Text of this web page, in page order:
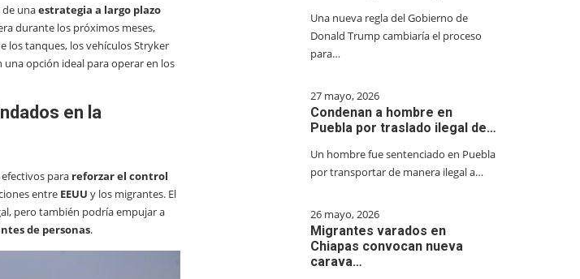
de unaestrategia a largo plazo
durante los próximos meses,
los tanques, los vehículos Stryker
una opción ideal para operar en los
en la
para reforzar el control
entre EEUU y los migrantes. El
pero también podría empujar a
de personas.
Una nueva regla del Gobierno de
Donald Trump cambiaría el proceso
para…
27 mayo, 2026
Condenan a hombre en
Puebla por traslado ilegal de…
Un hombre fue sentenciado en Puebla
por transportar de manera ilegal a…
26 mayo, 2026
Migrantes varados en
Chiapas convocan nueva
carava…